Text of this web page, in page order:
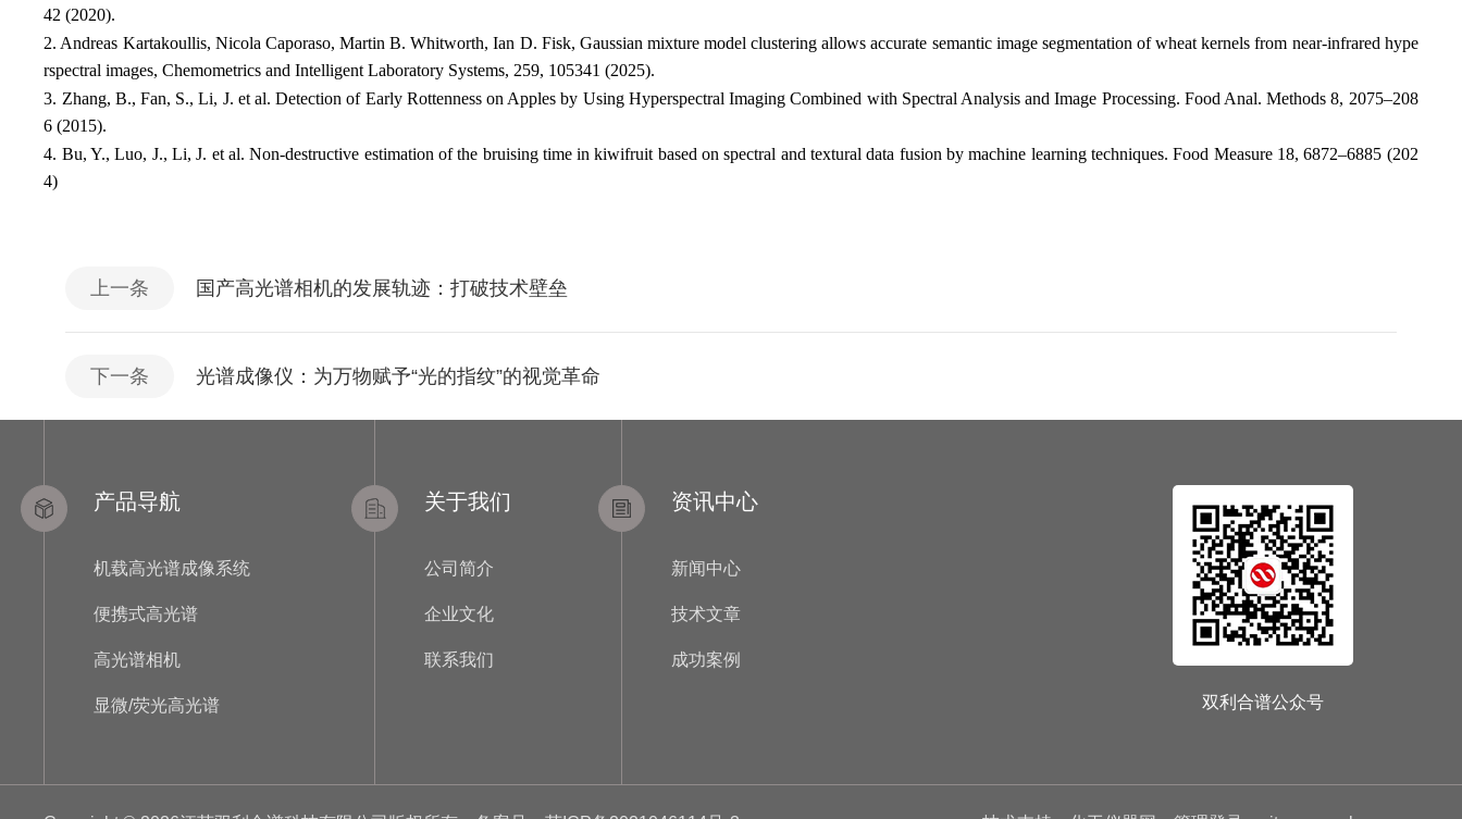
42 (2020).
2. Andreas Kartakoullis, Nicola Caporaso, Martin B. Whitworth, Ian D. Fisk, Gaussian mixture model clustering allows accurate semantic image segmentation of wheat kernels from near-infrared hype
rspectral images, Chemometrics and Intelligent Laboratory Systems, 259, 105341 (2025).
3. Zhang, B., Fan, S., Li, J. et al. Detection of Early Rottenness on Apples by Using Hyperspectral Imaging Combined with Spectral Analysis and Image Processing. Food Anal. Methods 8, 2075–208
6 (2015).
4. Bu, Y., Luo, J., Li, J. et al. Non-destructive estimation of the bruising time in kiwifruit based on spectral and textural data fusion by machine learning techniques. Food Measure 18, 6872–6885 (202
4)
上一条 国产高光谱相机的发展轨迹：打破技术壁垒
下一条 光谱成像仪：为万物赋予“光的指纹”的视觉革命
产品导航
机载高光谱成像系统
便携式高光谱
高光谱相机
显微/荧光高光谱
关于我们
公司简介
企业文化
联系我们
资讯中心
新闻中心
技术文章
成功案例
双利合谱公众号